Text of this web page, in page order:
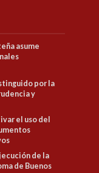
asume
por la
y
el uso del
de la
de Buenos